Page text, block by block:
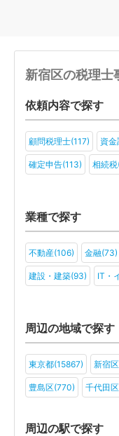
新宿区の税理士
依頼内容で探す
顧問税理士(117) 資
確定申告(113) 相続
業種で探す
不動産(106) 金融(73)
建設・建築(93) IT・
旅行・ホテル(70) ア
ファンド(34) 社会福
学校法人(31) 一般社
周辺の地域で探す
東京都(15867) 新宿
豊島区(770) 千代田
周辺の駅で探す